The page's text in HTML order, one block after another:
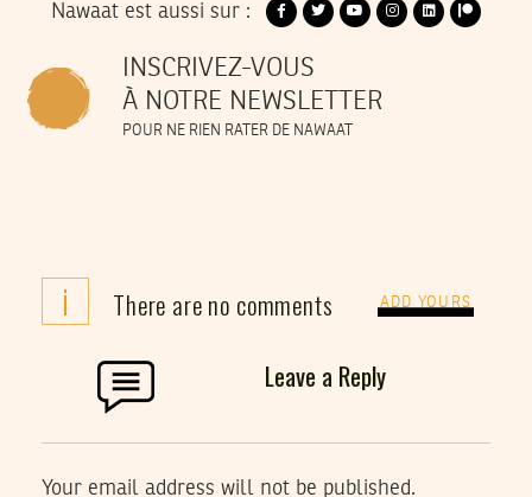
Nawaat est aussi sur :
INSCRIVEZ-VOUS
À NOTRE NEWSLETTER
POUR NE RIEN RATER DE NAWAAT
i There are no comments ADD YOURS
Leave a Reply
Your email address will not be published.